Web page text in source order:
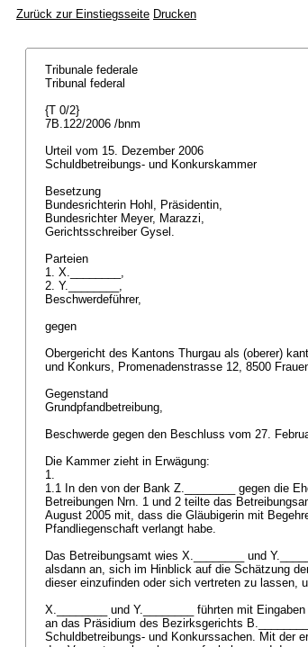
Zurück zur Einstiegsseite Drucken
Tribunale federale
Tribunal federal
{T 0/2}
7B.122/2006 /bnm
Urteil vom 15. Dezember 2006
Schuldbetreibungs- und Konkurskammer
Besetzung
Bundesrichterin Hohl, Präsidentin,
Bundesrichter Meyer, Marazzi,
Gerichtsschreiber Gysel.
Parteien
1. X.________,
2. Y.________,
Beschwerdeführer,
gegen
Obergericht des Kantons Thurgau als (oberer)
und Konkurs, Promenadenstrasse 12, 8500
Gegenstand
Grundpfandbetreibung,
Beschwerde gegen den Beschluss vom 27.
Die Kammer zieht in Erwägung:
1.
1.1 In den von der Bank Z.________ gegen die
Betreibungen Nrn. 1 und 2 teilte das
August 2005 mit, dass die Gläubigerin mit
Pfandliegenschaft verlangt habe.
Das Betreibungsamt wies X.________ und
alsdann an, sich im Hinblick auf die Schätzung
dieser einzufinden oder sich vertreten zu lassen,
X.________ und Y.________ führten mit
an das Präsidium des Bezirksgerichts
Schuldbetreibungs- und Konkurssachen. Mit der